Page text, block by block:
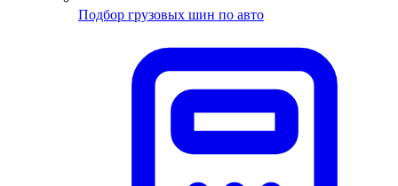
Подбор грузовых шин по авто